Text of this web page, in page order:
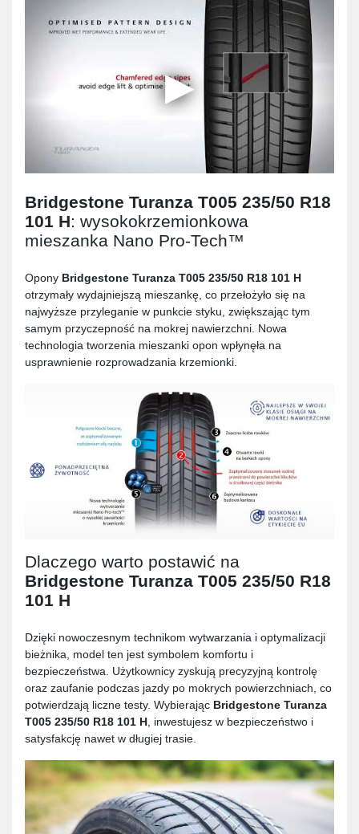
Bridgestone Turanza T005 235/50 R18
101 H: wysokokrzemionkowa
mieszanka Nano Pro-Tech™
Opony Bridgestone Turanza T005 235/50 R18 101 H
otrzymały wydajniejszą mieszankę, co przełożyło się na
najwyższe przyleganie w punkcie styku, zwiększając tym
samym przyczepność na mokrej nawierzchni. Nowa
technologia tworzenia mieszanki opon wpłynęła na
usprawnienie rozprowadzania krzemionki.
Dlaczego warto postawić na
Bridgestone Turanza T005 235/50 R18
101 H
Dzięki nowoczesnym technikom wytwarzania i optymalizacji
bieżnika, model ten jest symbolem komfortu i
bezpieczeństwa. Użytkownicy zyskują precyzyjną kontrolę
oraz zaufanie podczas jazdy po mokrych powierzchniach, co
potwierdzają liczne testy. Wybierając Bridgestone Turanza
T005 235/50 R18 101 H , inwestujesz w bezpieczeństwo i
satysfakcję nawet w długiej trasie.